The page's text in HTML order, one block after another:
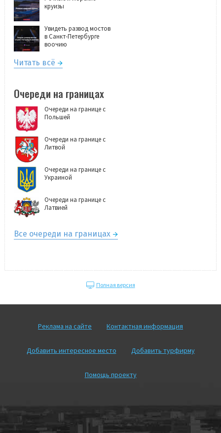
круизы
Увидеть развод мостов
в Санкт-Петербурге
воочию
Читать всё
Очереди на границах
Очереди на границе с
Польшей
Очереди на границе с
Литвой
Очереди на границе с
Украиной
Очереди на границе с
Латвией
Все очереди на границах
Полная версия
Реклама на сайте Контактная информация
Добавить интересное место Добавить турфирму
Помощь проекту